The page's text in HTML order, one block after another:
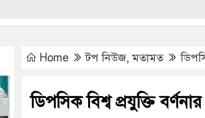
Home টপ নিউজ,মতামত
ডিপসিক বিশ্ব প্রযুক্তি